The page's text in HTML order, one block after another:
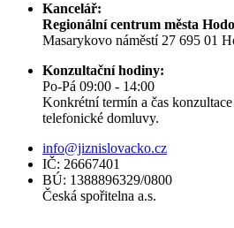
Kancelář:
Regionální centrum města
Masarykovo náměstí 27 695 01
Konzultační hodiny:
Po-Pá 09:00 - 14:00
Konkrétní termín a čas
telefonické domluvy.
info@jiznislovacko.cz
IČ: 26667401
BÚ: 1388896329/0800
Česká spořitelna a.s.